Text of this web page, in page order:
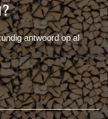
antwoord op al